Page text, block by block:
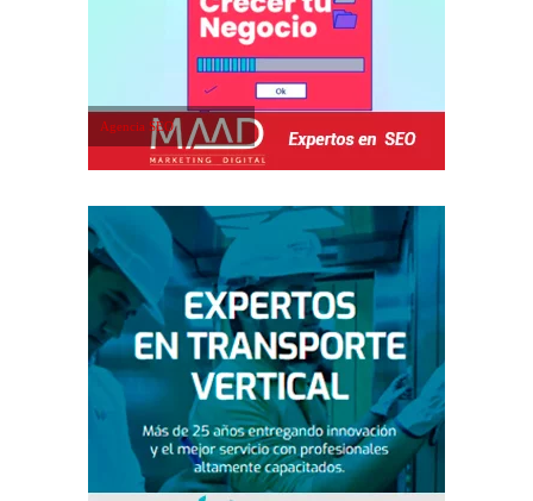
Agencia SEO